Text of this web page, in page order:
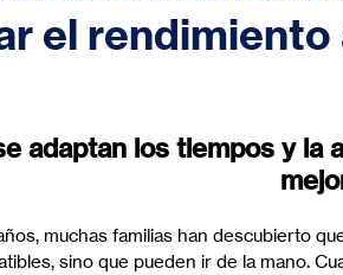
el
de 5 estrellas.
adaptan los tiempos y la
muchas familias han descubierto
sino que pueden ir de la mano.